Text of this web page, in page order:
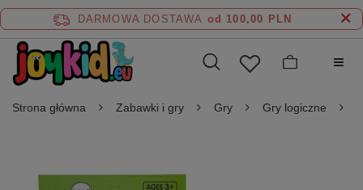
DARMOWA DOSTAWA od 100,00 PLN
Strona główna Zabawki i gry Gry Gry logiczne